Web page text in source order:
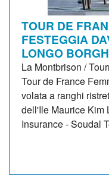
TOUR DE
FESTEGGIA
LONGO
La Montbrison /
Tour de France
volata a ranghi
dell'Ile Maurice Kim
Insurance - Soudal